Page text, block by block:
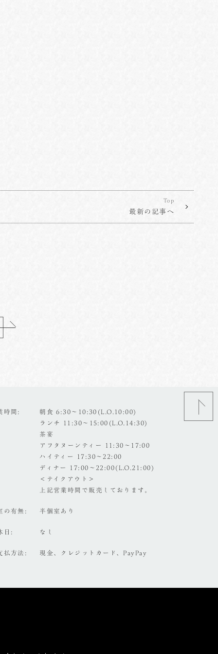
Top
最新の記事へ
時間
朝食 6:30～10:30(L.O.10:00)
ランチ 11:30～15:00(L.O.14:30)
茶宴
アフタヌーンティー 11:30～17:00
ハイティー 17:30～22:00
ディナー 17:00～22:00(L.O.21:00)
＜テイクアウト＞
上記営業時間で販売しております。
の有無 半個室あり
日 なし
払方法 現金、クレジットカード、PayPay